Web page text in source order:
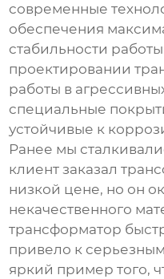
современные
обеспечения
стабильности
проектировании
работы в
специальные
устойчивые к
Ранее мы
клиент заказал
низкой цене, но он
некачественного
трансформатор
привело к
яркий пример того,